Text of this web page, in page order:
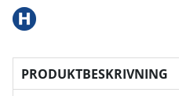
PRODUKTBESKRIVNING